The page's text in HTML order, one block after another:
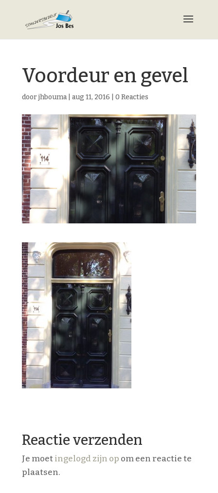
Voordeur en gevel
doorjhbouma| aug 11, 2016 0 Reacties
Reactie verzenden
Je moetingelogd zijn op om een reactie te
plaatsen.